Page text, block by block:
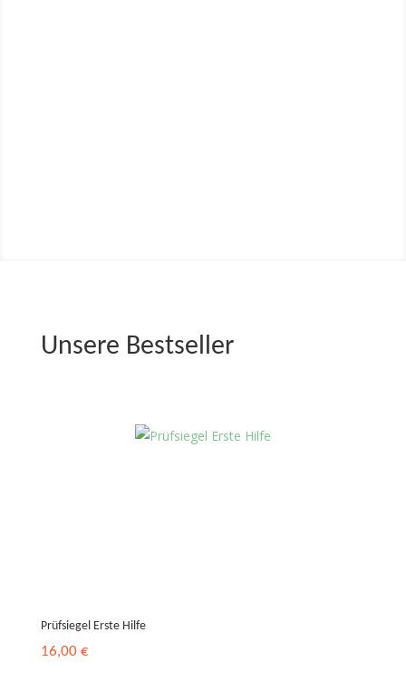
Unsere Bestseller
Prüfsiegel Erste Hilfe
16,00 €